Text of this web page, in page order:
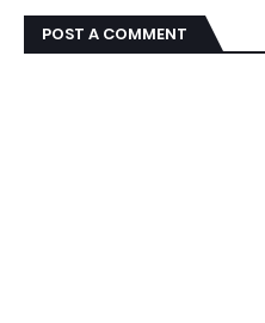
POST A COMMENT